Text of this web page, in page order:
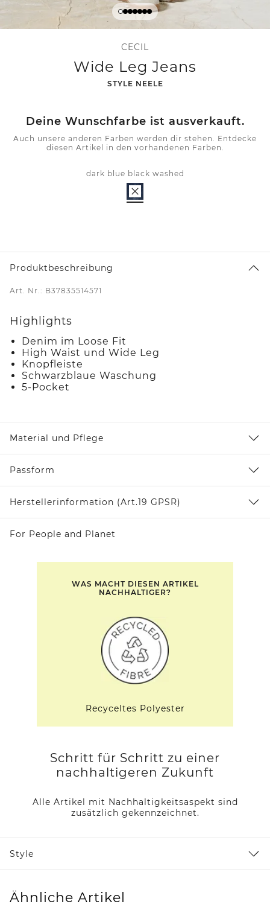
CECIL
Wide Leg Jeans
-
STYLE NEELE
Deine Wunschfarbe ist ausverkauft.
Auch unsere anderen Farben werden dir stehen. Entdecke
diesen Artikel in den vorhandenen Farben.
dark blue black washed
Produktbeschreibung
Art. Nr.: B37835514571
Highlights
Denim im Loose Fit
High Waist und Wide Leg
Knopfleiste
Schwarzblaue Waschung
5-Pocket
Material und Pflege
Passform
Herstellerinformation (Art.19 GPSR)
For People and Planet
WAS MACHT DIESEN ARTIKEL
NACHHALTIGER?
Recyceltes Polyester
Schritt für Schritt zu einer
nachhaltigeren Zukunft
Alle Artikel mit Nachhaltigkeitsaspekt sind
zusätzlich gekennzeichnet.
Style
Ähnliche Artikel